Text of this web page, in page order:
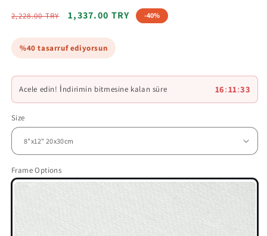
Regular
2,228.00 TRY
Sale
1,337.00 TRY -40%
%40 tasarruf ediyorsun
Acele edin! İndirimin bitmesine kalan süre 16:11:32
Size
Frame Options